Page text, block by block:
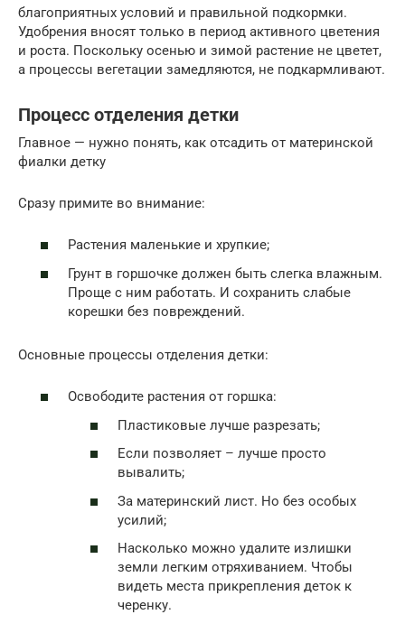
благоприятных условий и правильной подкормки.
Удобрения вносят только в период активного цветения
и роста. Поскольку осенью и зимой растение не цветет,
а процессы вегетации замедляются, не подкармливают.
Процесс отделения детки
Главное — нужно понять, как отсадить от материнской
фиалки детку
Сразу примите во внимание:
Растения маленькие и хрупкие;
Грунт в горшочке должен быть слегка влажным.
Проще с ним работать. И сохранить слабые
корешки без повреждений.
Основные процессы отделения детки:
Освободите растения от горшка:
Пластиковые лучше разрезать;
Если позволяет – лучше просто
вывалить;
За материнский лист. Но без особых
усилий;
Насколько можно удалите излишки
земли легким отряхиванием. Чтобы
видеть места прикрепления деток к
черенку.